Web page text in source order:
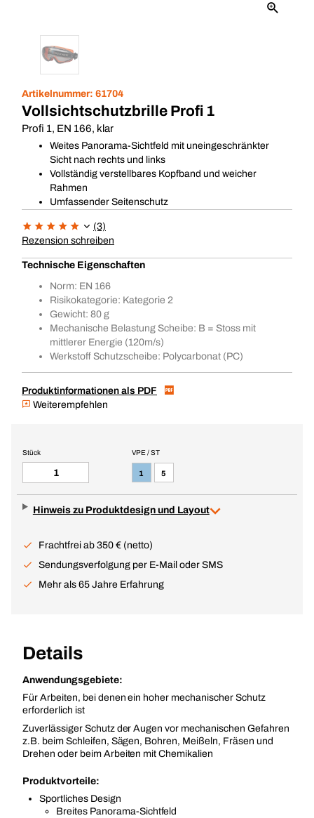
Artikelnummer: 61704
Vollsichtschutzbrille Profi 1
Profi 1, EN 166, klar
Weites Panorama-Sichtfeld mit uneingeschränkter
Sicht nach rechts und links
Vollständig verstellbares Kopfband und weicher
Rahmen
Umfassender Seitenschutz
(3)
Rezension schreiben
Technische Eigenschaften
Norm: EN 166
Risikokategorie: Kategorie 2
Gewicht: 80 g
Mechanische Belastung Scheibe: B = Stoss mit
mittlerer Energie (120m/s)
Werkstoff Schutzscheibe: Polycarbonat (PC)
Produktinformationen als PDF
Weiterempfehlen
VPE / ST
1 5
Stück
Hinweis zu Produktdesign und Layout
Frachtfrei ab 350 € (netto)
Sendungsverfolgung per E-Mail oder SMS
Mehr als 65 Jahre Erfahrung
Details
Anwendungsgebiete:
Für Arbeiten, bei denen ein hoher mechanischer Schutz
erforderlich ist
Zuverlässiger Schutz der Augen vor mechanischen Gefahren
z.B. beim Schleifen, Sägen, Bohren, Meißeln, Fräsen und
Drehen oder beim Arbeiten mit Chemikalien
Produktvorteile:
Sportliches Design
Breites Panorama-Sichtfeld